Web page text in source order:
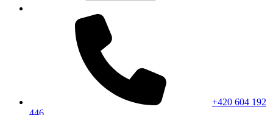
+420 604 192
446